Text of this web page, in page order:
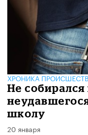
ХРОНИКА
Не
школу
20 января